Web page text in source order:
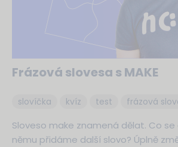
Frázová slovesa s MAKE
slovíčka kvíz test frázová
Sloveso make znamená dělat. Co se
němu přidáme další slovo? Úplně